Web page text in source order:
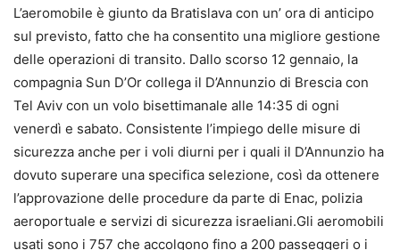
L’aeromobile è giunto da Bratislava con un’ ora di anticipo
sul previsto, fatto che ha consentito una migliore gestione
delle operazioni di transito. Dallo scorso 12 gennaio, la
compagnia Sun D’Or collega il D’Annunzio di Brescia con
Tel Aviv con un volo bisettimanale alle 14:35 di ogni
venerdì e sabato. Consistente l’impiego delle misure di
sicurezza anche per i voli diurni per i quali il D’Annunzio ha
dovuto superare una specifica selezione, così da ottenere
l’approvazione delle procedure da parte di Enac, polizia
aeroportuale e servizi di sicurezza israeliani.Gli aeromobili
usati sono i 757 che accolgono fino a 200 passeggeri o i